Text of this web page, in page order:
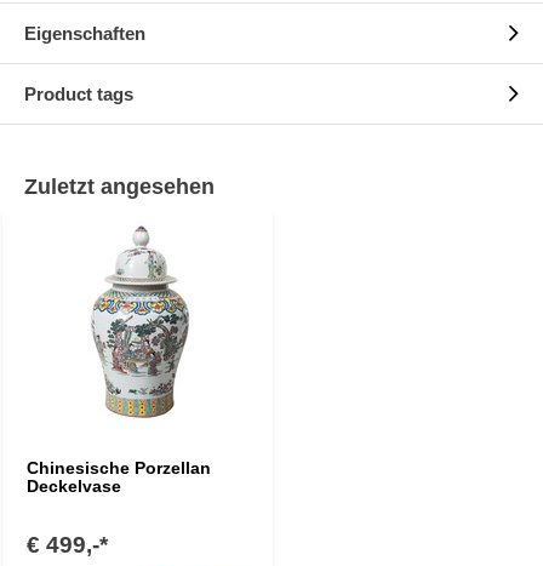
Eigenschaften
Product tags
Zuletzt angesehen
Chinesische Porzellan
Deckelvase
€ 499,-*